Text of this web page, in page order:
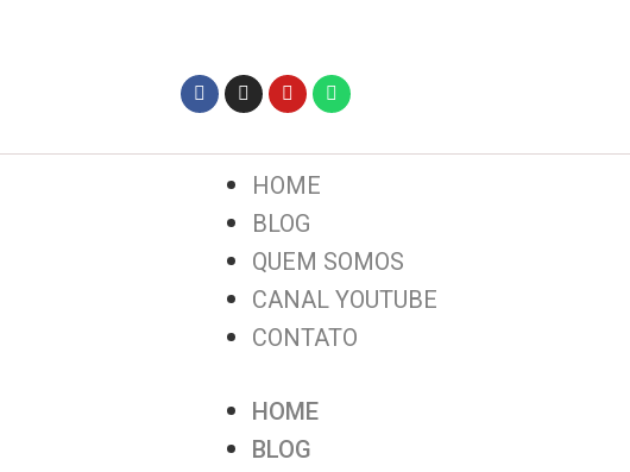
HOME
BLOG
QUEM SOMOS
CANAL YOUTUBE
CONTATO
HOME
BLOG